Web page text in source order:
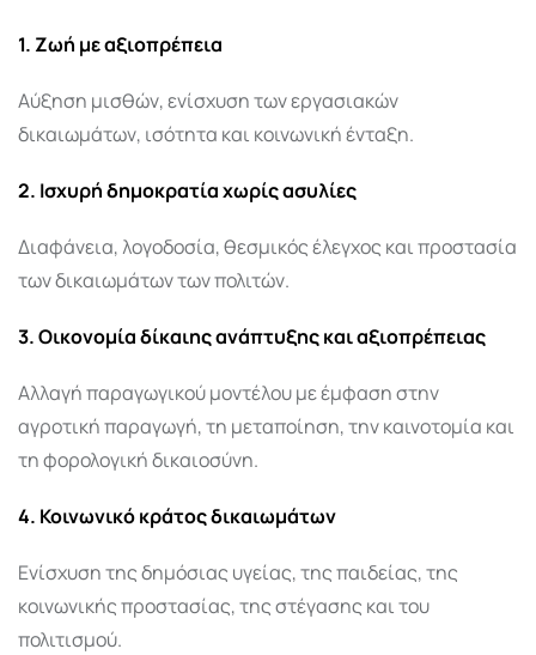
1. Ζωή με αξιοπρέπεια
Αύξηση μισθών, ενίσχυση των εργασιακών
δικαιωμάτων, ισότητα και κοινωνική ένταξη.
2. Ισχυρή δημοκρατία χωρίς ασυλίες
Διαφάνεια, λογοδοσία, θεσμικός έλεγχος και προστασία
των δικαιωμάτων των πολιτών.
3. Οικονομία δίκαιης ανάπτυξης και αξιοπρέπειας
Αλλαγή παραγωγικού μοντέλου με έμφαση στην
αγροτική παραγωγή, τη μεταποίηση, την καινοτομία και
τη φορολογική δικαιοσύνη.
4. Κοινωνικό κράτος δικαιωμάτων
Ενίσχυση της δημόσιας υγείας, της παιδείας, της
κοινωνικής προστασίας, της στέγασης και του
πολιτισμού.